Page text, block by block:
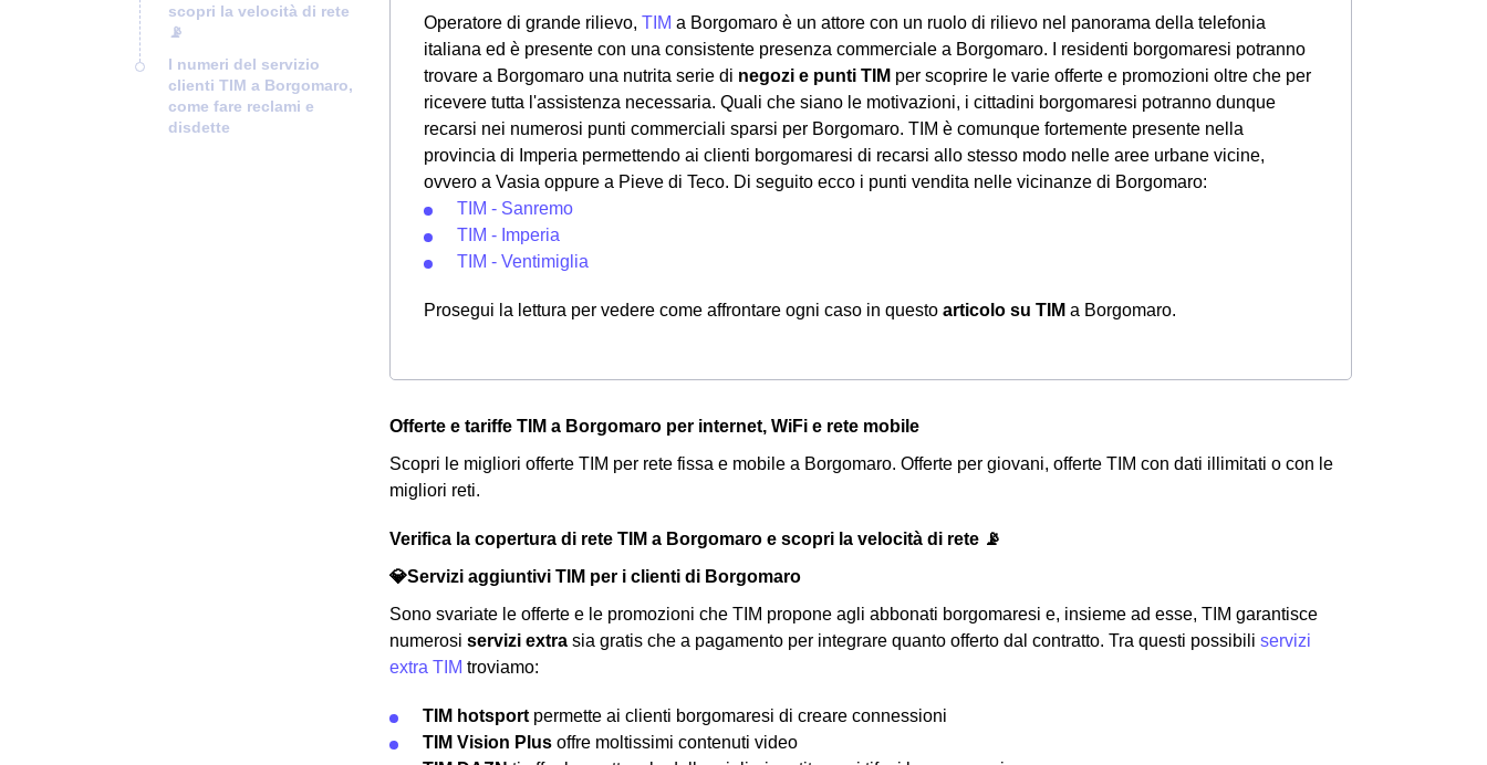
scopri la velocità di rete
📡
I numeri del servizio
clienti TIM a Borgomaro,
come fare reclami e
disdette
Operatore di grande rilievo, TIM a Borgomaro è un attore con un ruolo di rilievo nel panorama della telefonia
italiana ed è presente con una consistente presenza commerciale a Borgomaro. I residenti borgomaresi potranno
trovare a Borgomaro una nutrita serie di negozi e punti TIM per scoprire le varie offerte e promozioni oltre che per
ricevere tutta l'assistenza necessaria. Quali che siano le motivazioni, i cittadini borgomaresi potranno dunque
recarsi nei numerosi punti commerciali sparsi per Borgomaro. TIM è comunque fortemente presente nella
provincia di Imperia permettendo ai clienti borgomaresi di recarsi allo stesso modo nelle aree urbane vicine,
ovvero a Vasia oppure a Pieve di Teco. Di seguito ecco i punti vendita nelle vicinanze di Borgomaro:
TIM - Sanremo
TIM - Imperia
TIM - Ventimiglia
Prosegui la lettura per vedere come affrontare ogni caso in questo articolo su TIM a Borgomaro.
Offerte e tariffe TIM a Borgomaro per internet, WiFi e rete mobile
Scopri le migliori offerte TIM per rete fissa e mobile a Borgomaro. Offerte per giovani, offerte TIM con dati illimitati o con le
migliori reti.
Verifica la copertura di rete TIM a Borgomaro e scopri la velocità di rete 📡
💎Servizi aggiuntivi TIM per i clienti di Borgomaro
Sono svariate le offerte e le promozioni che TIM propone agli abbonati borgomaresi e, insieme ad esse, TIM garantisce
numerosi servizi extra sia gratis che a pagamento per integrare quanto offerto dal contratto. Tra questi possibili servizi
extra TIM troviamo:
TIM hotsport permette ai clienti borgomaresi di creare connessioni
TIM Vision Plus offre moltissimi contenuti video